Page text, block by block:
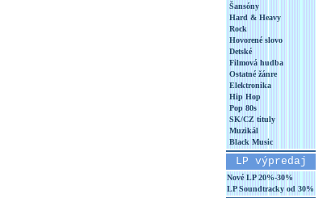
Šansóny
Hard & Heavy
Rock
Hovorené slovo
Detské
Filmová hudba
Ostatné žánre
Elektronika
Hip Hop
Pop 80s
SK/CZ tituly
Muzikál
Black Music
LP výpredaj
Nové LP 20%-30%
LP Soundtracky od 30%